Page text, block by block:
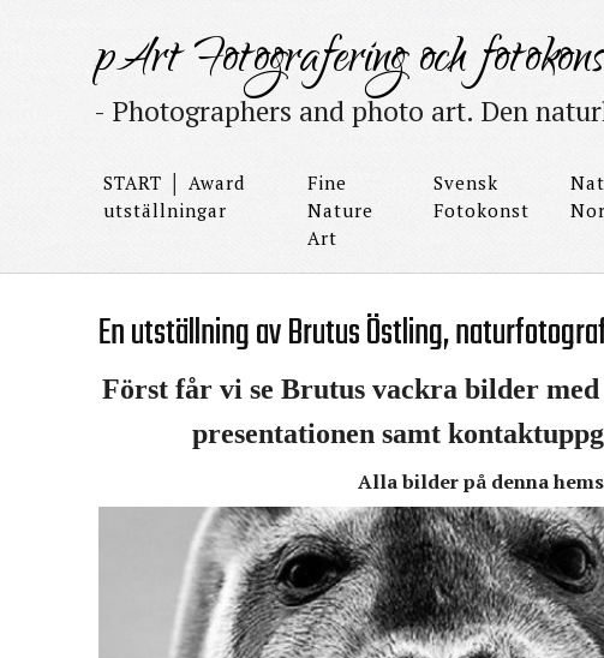
pArt Fotografering och
- Photographers and photo art. Den
START │ Award
utställningar
Fine
Nature
Art
Svensk
Fotokonst
En utställning av Brutus Östling,
Först får vi se Brutus vackra bilder
presentationen samt
Alla bilder på denna